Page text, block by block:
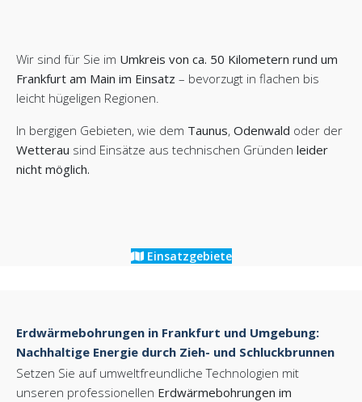
Wir sind für Sie im Umkreis von ca. 50 Kilometern rund um
Frankfurt am Main im Einsatz – bevorzugt in flachen bis
leicht hügeligen Regionen.
In bergigen Gebieten, wie dem Taunus, Odenwald oder der
Wetterau sind Einsätze aus technischen Gründen leider
nicht möglich.
Einsatzgebiete
Erdwärmebohrungen in Frankfurt und Umgebung:
Nachhaltige Energie durch Zieh- und Schluckbrunnen
Setzen Sie auf umweltfreundliche Technologien mit
unseren professionellen Erdwärmebohrungen im